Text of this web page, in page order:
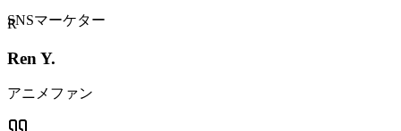
SNSマーケター
R
Ren Y.
アニメファン